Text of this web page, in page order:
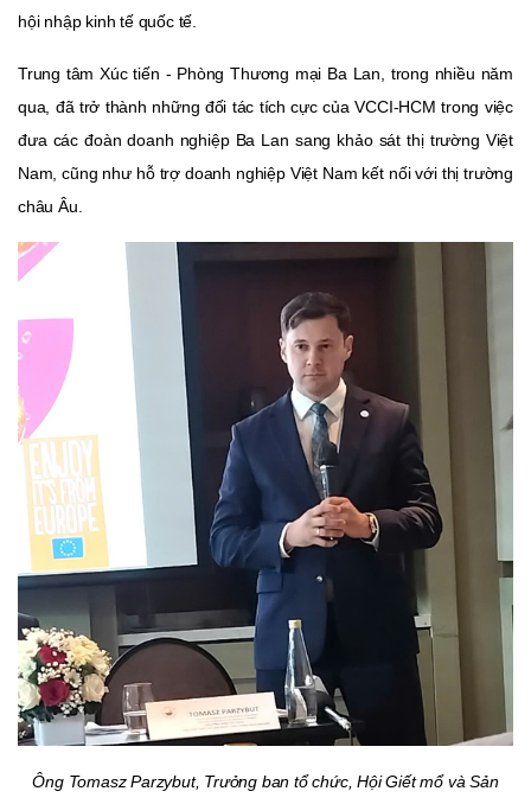
hội nhập kinh tế quốc tế.
Trung tâm Xúc tiến - Phòng Thương mại Ba Lan , trong nhiều năm
qua, đã trở thành những đối tác tích cực của VCCI-HCM trong việc
đưa các đoàn doanh nghiệp Ba Lan sang khảo sát thị trường Việt
Nam, cũng như hỗ trợ doanh nghiệp Việt Nam kết nối với thị trường
châu Âu.
Ông Tomasz Parzybut, Trưởng ban tổ chức, Hội Giết mổ và Sản